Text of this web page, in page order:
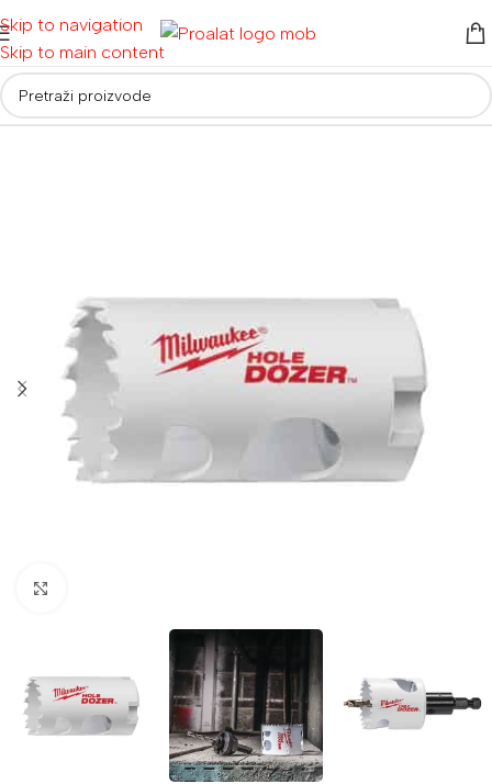
Skip to navigation
Skip to main content
Početna/ Električni alati